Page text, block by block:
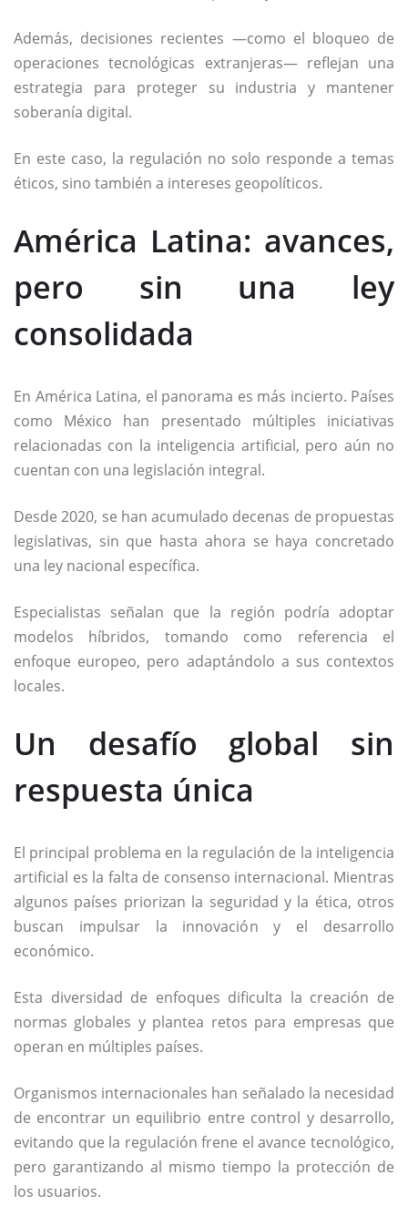
Además, decisiones recientes —como el bloqueo de
operaciones tecnológicas extranjeras— reflejan una
estrategia para proteger su industria y mantener
soberanía digital.
En este caso, la regulación no solo responde a temas
éticos, sino también a intereses geopolíticos.
América Latina: avances,
pero sin una ley
consolidada
En América Latina, el panorama es más incierto. Países
como México han presentado múltiples iniciativas
relacionadas con la inteligencia artificial, pero aún no
cuentan con una legislación integral.
Desde 2020, se han acumulado decenas de propuestas
legislativas, sin que hasta ahora se haya concretado
una ley nacional específica.
Especialistas señalan que la región podría adoptar
modelos híbridos, tomando como referencia el
enfoque europeo, pero adaptándolo a sus contextos
locales.
Un desafío global sin
respuesta única
El principal problema en la regulación de la inteligencia
artificial es la falta de consenso internacional. Mientras
algunos países priorizan la seguridad y la ética, otros
buscan impulsar la innovación y el desarrollo
económico.
Esta diversidad de enfoques dificulta la creación de
normas globales y plantea retos para empresas que
operan en múltiples países.
Organismos internacionales han señalado la necesidad
de encontrar un equilibrio entre control y desarrollo,
evitando que la regulación frene el avance tecnológico,
pero garantizando al mismo tiempo la protección de
los usuarios.